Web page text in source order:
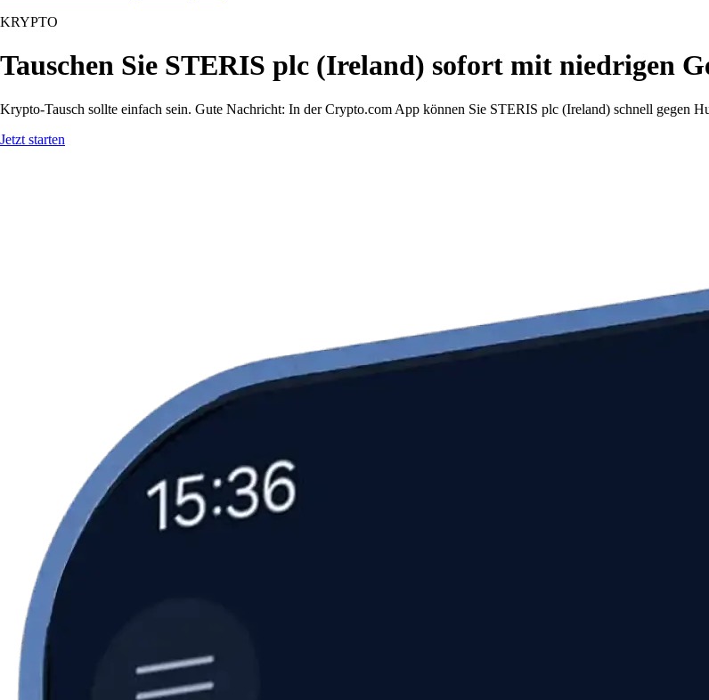
KRYPTO
Tauschen Sie STERIS plc (Ireland) sofort mit niedrigen
Krypto-Tausch sollte einfach sein. Gute Nachricht: In der Crypto.com App können Sie STERIS plc (Ireland) schnell gegen
Jetzt starten